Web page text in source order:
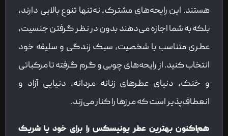
هستند. این رایحه‌های مشترک، نه‌تنها تنوع بالایی دارند،
بلکه به شما اجازه می‌دهند بدون در نظر گرفتن جنسیت،
عطری متناسب با شخصیت، سبک زندگی و سلیقه خود
انتخاب کنید. از رایحه‌های چوبی و گرم گرفته تا مرکباتی
و خنک، دنیای عطرهای زنانه مردانه، دنیایی آزاد و
انعطاف‌پذیر است که مرزها را کنار می‌زند.
هم‌اکنون بهترین عطر یونیسکس را برای خود یا شریک